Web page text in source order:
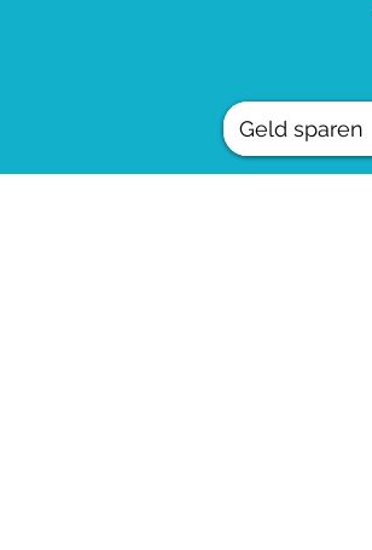
Geld sparen